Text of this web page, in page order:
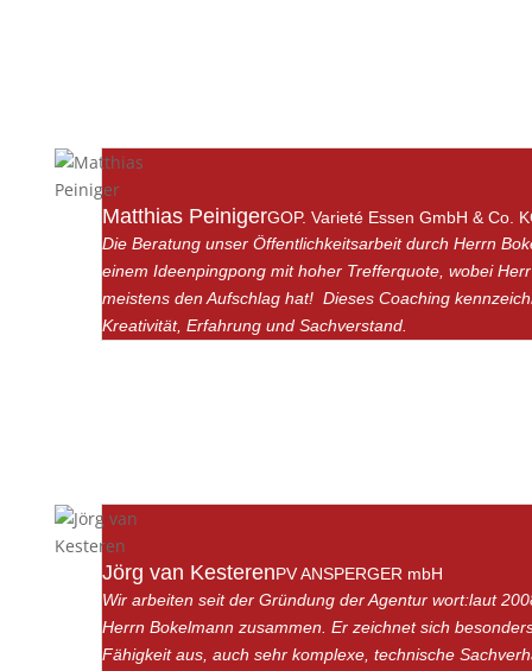
Matthias PeinigerGOP. Varieté Essen GmbH & Co.
Die Beratung unser Öffentlichkeitsarbeit durch Herrn
einem Ideenpingpong mit hoher Trefferquote, wobei
meistens den Aufschlag hat! Dieses Coaching
Kreativität, Erfahrung und Sachverstand.
Jörg van KesterenPV ANSPERGER mbH
Wir arbeiten seit der Gründung der Agentur wort:laut
Herrn Bokelmann zusammen. Er zeichnet sich
Fähigkeit aus, auch sehr komplexe, technische